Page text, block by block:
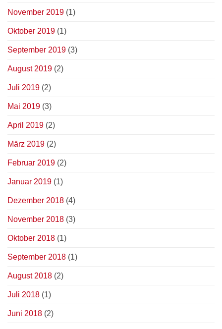
November 2019 (1)
Oktober 2019 (1)
September 2019 (3)
August 2019 (2)
Juli 2019 (2)
Mai 2019 (3)
April 2019 (2)
März 2019 (2)
Februar 2019 (2)
Januar 2019 (1)
Dezember 2018 (4)
November 2018 (3)
Oktober 2018 (1)
September 2018 (1)
August 2018 (2)
Juli 2018 (1)
Juni 2018 (2)